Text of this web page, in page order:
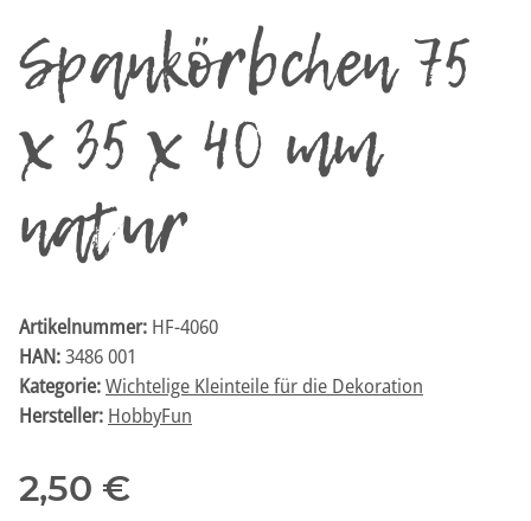
Spankörbchen 75
x 35 x 40 mm
natur
Artikelnummer: HF-4060
HAN:3486 001
Kategorie:Wichtelige Kleinteile für die Dekoration
Hersteller: HobbyFun
2,50 €